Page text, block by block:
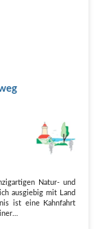
Natur- und
ausgiebig mit Land
ist eine Kahnfahrt